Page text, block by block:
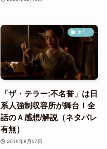
ホラー
「ザ・テラー:不名誉」は日
系人強制収容所が舞台！全
話のＡ感想/解説（ネタバレ
有無）
2019年8月17日